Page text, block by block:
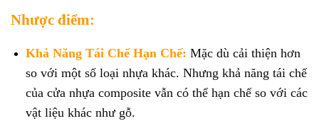
Nhược điểm:
Khả Năng Tái Chế Hạn Chế: Mặc dù cải thiện hơn
so với một số loại nhựa khác. Nhưng khả năng tái chế
của cửa nhựa composite vẫn có thể hạn chế so với các
vật liệu khác như gỗ.